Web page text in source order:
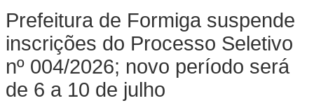
Prefeitura de Formiga suspende
inscrições do Processo Seletivo
nº 004/2026; novo período será
de 6 a 10 de julho